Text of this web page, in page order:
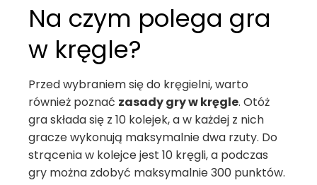
Na czym polega gra
w kręgle?
Przed wybraniem się do kręgielni, warto
również poznać zasady gry w kręgle. Otóż
gra składa się z 10 kolejek, a w każdej z nich
gracze wykonują maksymalnie dwa rzuty. Do
strącenia w kolejce jest 10 kręgli, a podczas
gry można zdobyć maksymalnie 300 punktów.